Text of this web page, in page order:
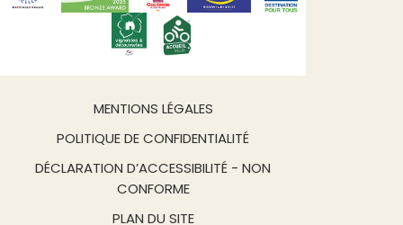
MENTIONS LÉGALES
POLITIQUE DE CONFIDENTIALITÉ
DÉCLARATION D’ACCESSIBILITÉ - NON
CONFORME
PLAN DU SITE